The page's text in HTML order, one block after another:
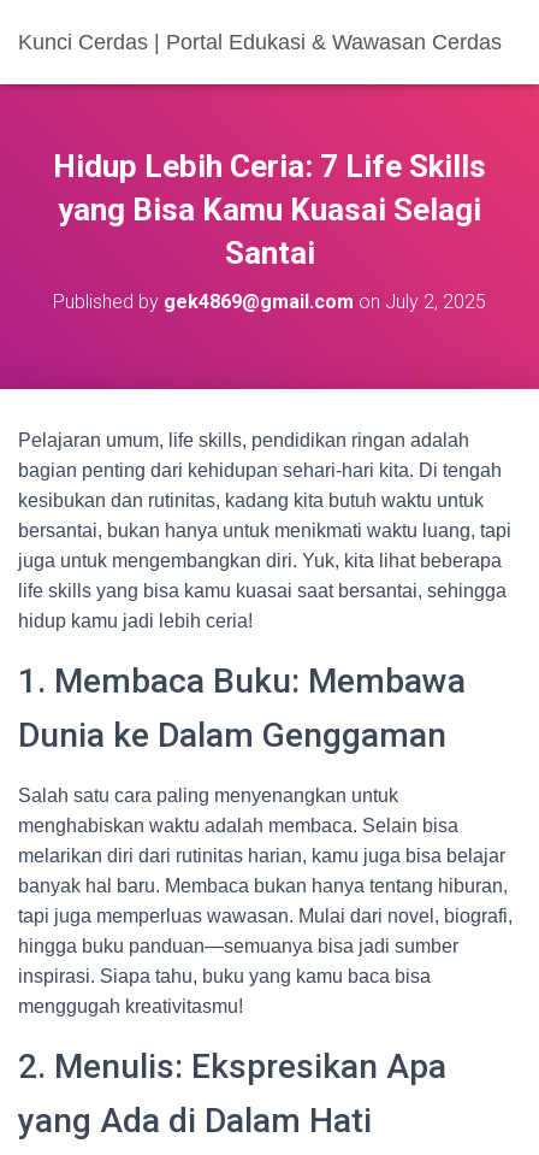
Kunci Cerdas | Portal Edukasi & Wawasan Cerdas
Hidup Lebih Ceria: 7 Life Skills
yang Bisa Kamu Kuasai Selagi
Santai
Published by gek4869@gmail.com on July 2, 2025
Pelajaran umum, life skills, pendidikan ringan adalah
bagian penting dari kehidupan sehari-hari kita. Di tengah
kesibukan dan rutinitas, kadang kita butuh waktu untuk
bersantai, bukan hanya untuk menikmati waktu luang, tapi
juga untuk mengembangkan diri. Yuk, kita lihat beberapa
life skills yang bisa kamu kuasai saat bersantai, sehingga
hidup kamu jadi lebih ceria!
1. Membaca Buku: Membawa
Dunia ke Dalam Genggaman
Salah satu cara paling menyenangkan untuk
menghabiskan waktu adalah membaca. Selain bisa
melarikan diri dari rutinitas harian, kamu juga bisa belajar
banyak hal baru. Membaca bukan hanya tentang hiburan,
tapi juga memperluas wawasan. Mulai dari novel, biografi,
hingga buku panduan—semuanya bisa jadi sumber
inspirasi. Siapa tahu, buku yang kamu baca bisa
menggugah kreativitasmu!
2. Menulis: Ekspresikan Apa
yang Ada di Dalam Hati